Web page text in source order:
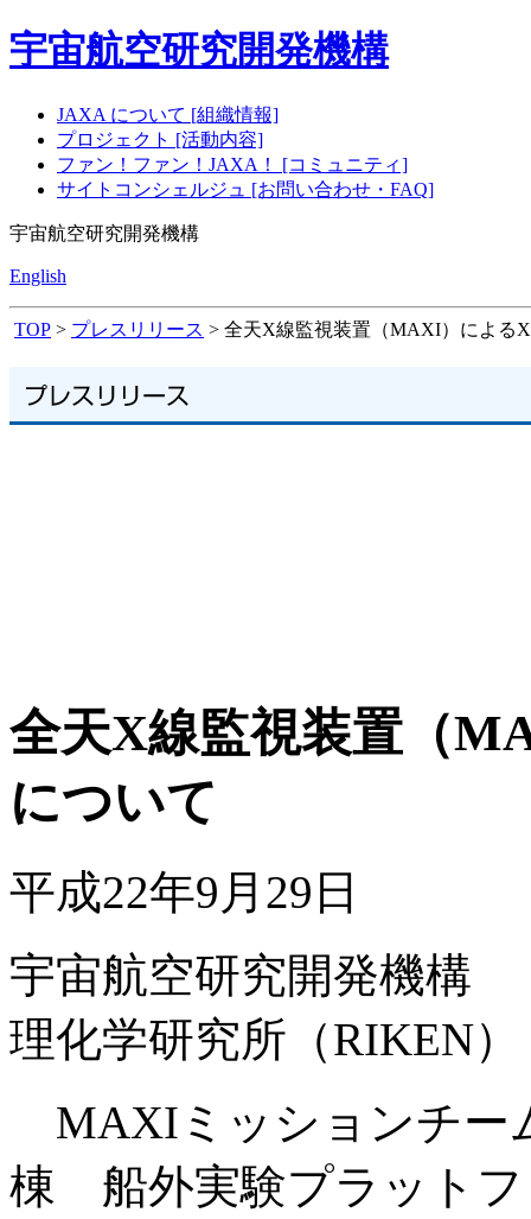
宇宙航空研究開発機構
JAXA について [組織情報]
プロジェクト [活動内容]
ファン！ファン！JAXA！ [コミュニティ]
サイトコンシェルジュ [お問い合わせ・FAQ]
宇宙航空研究開発機構
English
TOP > プレスリリース > 全天X線監視装置（MAXI）による
全天X線監視装置（
について
平成22年9月29日
宇宙航空研究開発機構
理化学研究所（RIKEN）
MAXIミッションチー
棟 船外実験プラットフ